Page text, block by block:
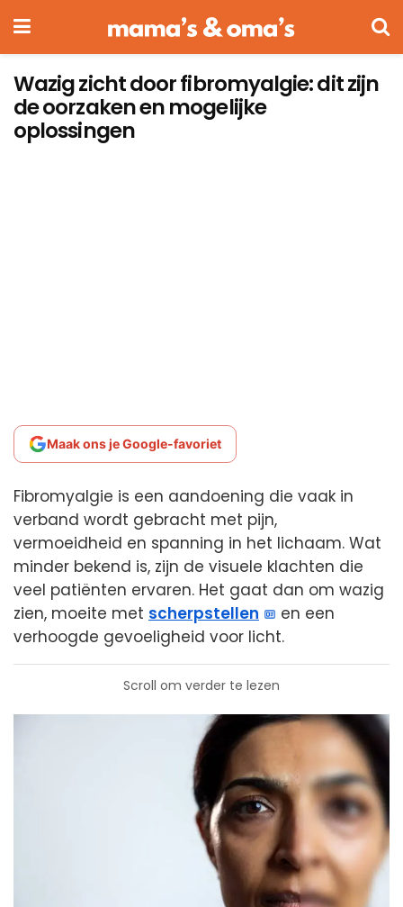
Wazig zicht door fibromyalgie: dit zijn
de oorzaken en mogelijke
oplossingen
Maak ons je Google-favoriet
Fibromyalgie is een aandoening die vaak in
verband wordt gebracht met pijn,
vermoeidheid en spanning in het lichaam. Wat
minder bekend is, zijn de visuele klachten die
veel patiënten ervaren. Het gaat dan om wazig
zien, moeite met scherpstellen
en een
verhoogde gevoeligheid voor licht.
Scroll om verder te lezen